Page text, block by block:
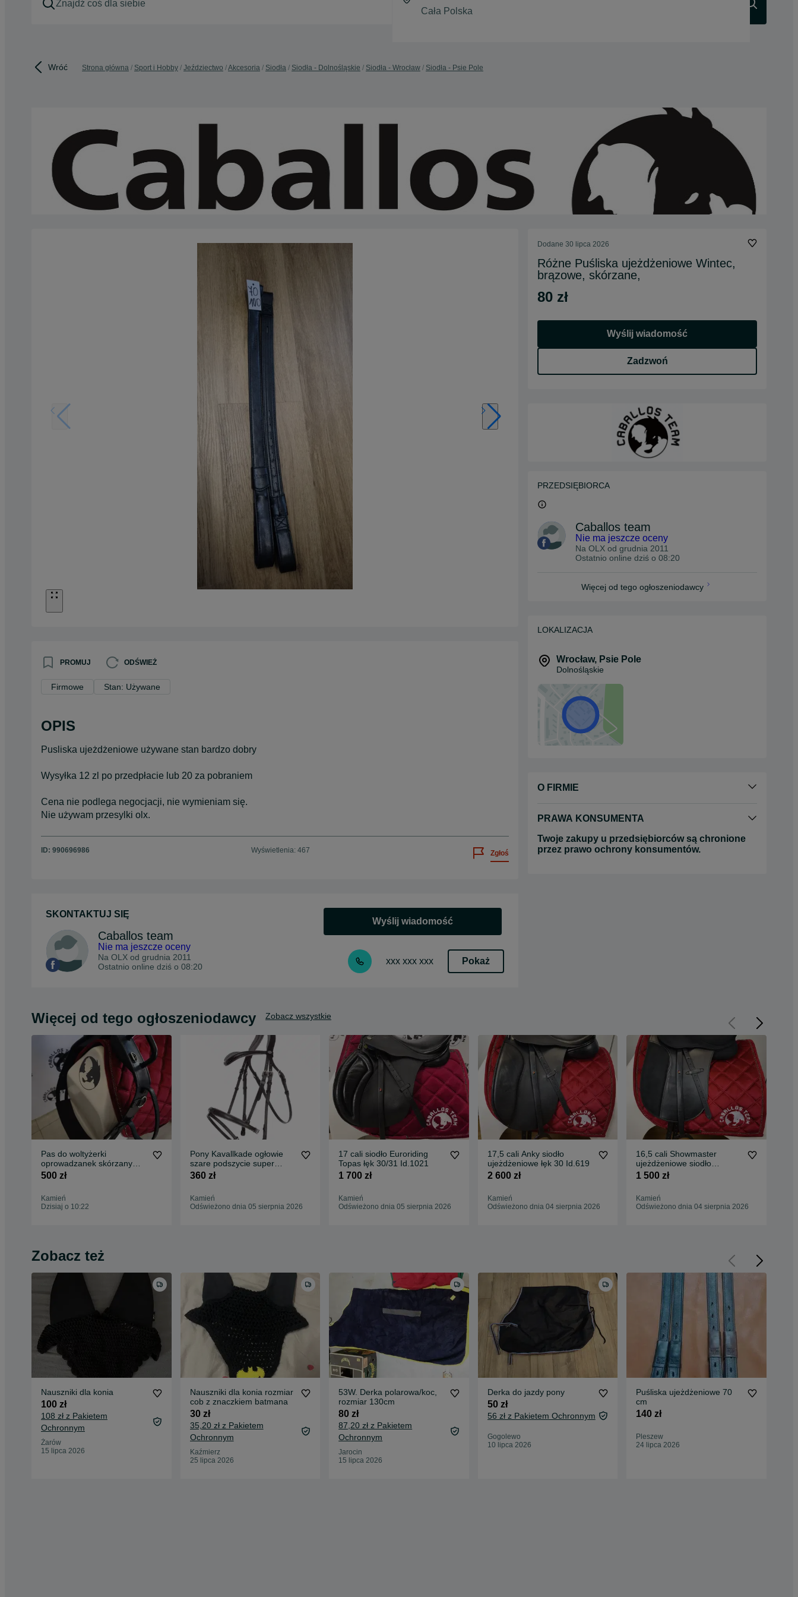
Wróć Strona główna Sport i Hobby Jeździectwo Akcesoria Siodła Siodła - Dolnośląskie Siodła - Wrocław Siodła - Psie Pole
PROMUJ ODŚWIEŻ
Firmowe Stan: Używane
OPIS
Pusliska ujeżdżeniowe używane stan bardzo dobry
Wysyłka 12 zl po przedpłacie lub 20 za pobraniem
Cena nie podlega negocjacji, nie wymieniam się.
Nie używam przesylki olx.
ID: 990696986 Wyświetlenia: 467 Zgłoś
SKONTAKTUJ SIĘ
Caballos team
Nie ma jeszcze oceny
Na OLX od grudnia 2011
Ostatnio online dziś o 08:20
Wyślij wiadomość
xxx xxx xxx Pokaż
Dodane 30 lipca 2026
Różne Puśliska ujeżdżeniowe Wintec,
brązowe, skórzane,
80 zł
Wyślij wiadomość
Zadzwoń
PRZEDSIĘBIORCA
Caballos team
Nie ma jeszcze oceny
Na OLX od grudnia 2011
Ostatnio online dziś o 08:20
Więcej od tego ogłoszeniodawcy
LOKALIZACJA
Wrocław, Psie Pole
Dolnośląskie
O FIRMIE
PRAWA KONSUMENTA
Twoje zakupy u przedsiębiorców są chronione
przez prawo ochrony konsumentów.
Więcej od tego ogłoszeniodawcy Zobacz wszystkie
Pas do woltyżerki
oprowadzanek skórzany
pony/cob
500 zł
Kamień
Dzisiaj o 10:22
Pony Kavallkade ogłowie
szare podszycie super
miękkie
360 zł
Kamień
Odświeżono dnia 05 sierpnia 2026
17 cali siodło Euroriding
Topas łęk 30/31 Id.1021
1 700 zł
Kamień
Odświeżono dnia 05 sierpnia 2026
17,5 cali Anky siodło
ujeżdżeniowe łęk 30 Id.619
2 600 zł
Kamień
Odświeżono dnia 04 sierpnia 2026
16,5 cali Showmaster
ujeżdżeniowe siodło
wymienne łeki Id.657
1 500 zł
Kamień
Odświeżono dnia 04 sierpnia 2026
Zobacz też
Nauszniki dla konia
100 zł
108 zł z Pakietem
Ochronnym
Żarów
15 lipca 2026
Nauszniki dla konia rozmiar
cob z znaczkiem batmana
30 zł
35,20 zł z Pakietem
Ochronnym
Kaźmierz
25 lipca 2026
53W. Derka polarowa/koc,
rozmiar 130cm
80 zł
87,20 zł z Pakietem
Ochronnym
Jarocin
15 lipca 2026
Derka do jazdy pony
50 zł
56 zł z Pakietem Ochronnym
Gogolewo
10 lipca 2026
Puśliska ujeżdżeniowe 70
cm
140 zł
Pleszew
24 lipca 2026